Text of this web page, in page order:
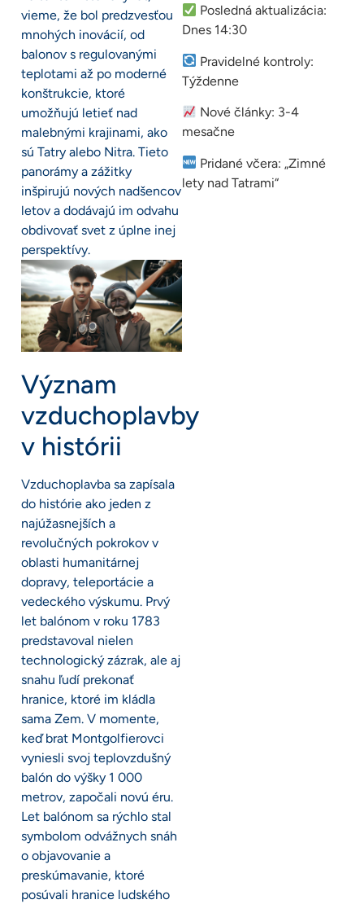
vieme, že bol predzvesťou
mnohých inovácií, od
balonov s regulovanými
teplotami až po moderné
konštrukcie, ktoré
umožňujú letieť nad
malebnými krajinami, ako
sú Tatry alebo Nitra. Tieto
panorámy a zážitky
inšpirujú nových nadšencov
letov a dodávajú im odvahu
obdivovať svet z úplne inej
perspektívy.
Význam
vzduchoplavby
v histórii
Vzduchoplavba sa zapísala
do histórie ako jeden z
najúžasnejších a
revolučných pokrokov v
oblasti humanitárnej
dopravy, teleportácie a
vedeckého výskumu. Prvý
let balónom v roku 1783
predstavoval nielen
technologický zázrak, ale aj
snahu ľudí prekonať
hranice, ktoré im kládla
sama Zem. V momente,
keď brat Montgolfierovci
vyniesli svoj teplovzdušný
balón do výšky 1 000
metrov, započali novú éru.
Let balónom sa rýchlo stal
symbolom odvážnych snáh
o objavovanie a
preskúmavanie, ktoré
posúvali hranice ludského
Posledná aktualizácia:
Dnes 14:30
Pravidelné kontroly:
Týždenne
Nové články: 3-4
mesačne
Pridané včera: „Zimné
lety nad Tatrami“